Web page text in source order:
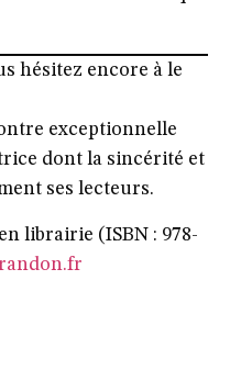
hésitez encore à le
exceptionnelle
dont la sincérité et
ses lecteurs.
librairie (ISBN : 978-